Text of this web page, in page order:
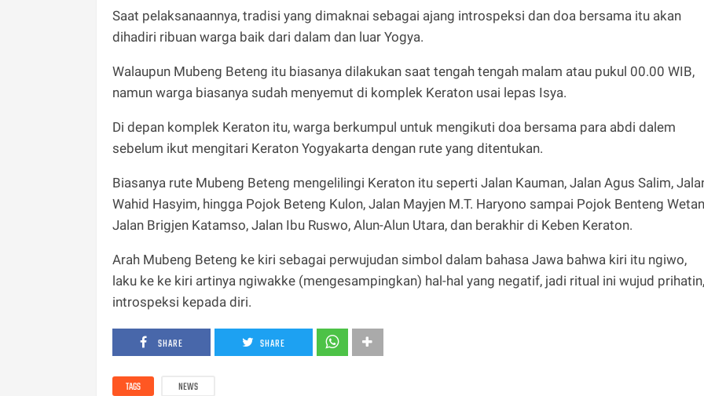
Saat pelaksanaannya, tradisi yang dimaknai sebagai ajang introspeksi dan doa bersama itu akan
dihadiri ribuan warga baik dari dalam dan luar Yogya.
Walaupun Mubeng Beteng itu biasanya dilakukan saat tengah tengah malam atau pukul 00.00 WIB,
namun warga biasanya sudah menyemut di komplek Keraton usai lepas Isya.
Di depan komplek Keraton itu, warga berkumpul untuk mengikuti doa bersama para abdi dalem
sebelum ikut mengitari Keraton Yogyakarta dengan rute yang ditentukan.
Biasanya rute Mubeng Beteng mengelilingi Keraton itu seperti Jalan Kauman, Jalan Agus Salim,
Wahid Hasyim, hingga Pojok Beteng Kulon, Jalan Mayjen M.T. Haryono sampai Pojok Benteng
Jalan Brigjen Katamso, Jalan Ibu Ruswo, Alun-Alun Utara, dan berakhir di Keben Keraton.
Arah Mubeng Beteng ke kiri sebagai perwujudan simbol dalam bahasa Jawa bahwa kiri itu ngiwo,
laku ke ke kiri artinya ngiwakke (mengesampingkan) hal-hal yang negatif, jadi ritual ini wujud prihatin,
introspeksi kepada diri.
SHARE SHARE
TAGS NEWS